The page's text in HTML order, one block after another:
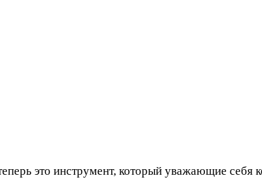
это инструмент, который уважающие